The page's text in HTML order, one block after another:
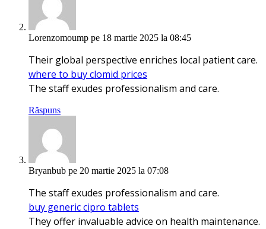
Lorenzomoump pe 18 martie 2025 la 08:45
Their global perspective enriches local patient care.
where to buy clomid prices
The staff exudes professionalism and care.
Răspuns
Bryanbub pe 20 martie 2025 la 07:08
The staff exudes professionalism and care.
buy generic cipro tablets
They offer invaluable advice on health maintenance.